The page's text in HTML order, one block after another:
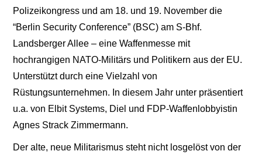
Polizeikongress und am 18. und 19. November die
“Berlin Security Conference” (BSC) am S-Bhf.
Landsberger Allee – eine Waffenmesse mit
hochrangigen NATO-Militärs und Politikern aus der EU.
Unterstützt durch eine Vielzahl von
Rüstungsunternehmen. In diesem Jahr unter präsentiert
u.a. von Elbit Systems, Diel und FDP-Waffenlobbyistin
Agnes Strack Zimmermann.
Der alte, neue Militarismus steht nicht losgelöst von der